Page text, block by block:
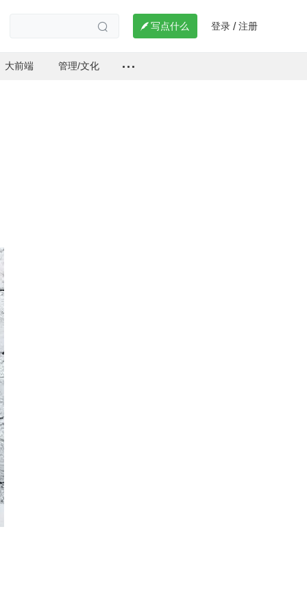
  写点什么 登录 / 注册
大前端 管理/文化